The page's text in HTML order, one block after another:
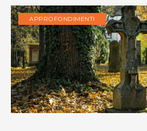
APPROFONDIMENTI